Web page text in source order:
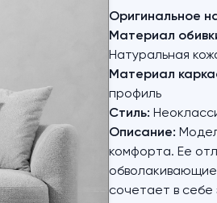
Оригинальное
Материал
Натуральная
Материал
профиль
Стиль:
Описание:
комфорта. Ее
обволакивающие
сочетает в себе